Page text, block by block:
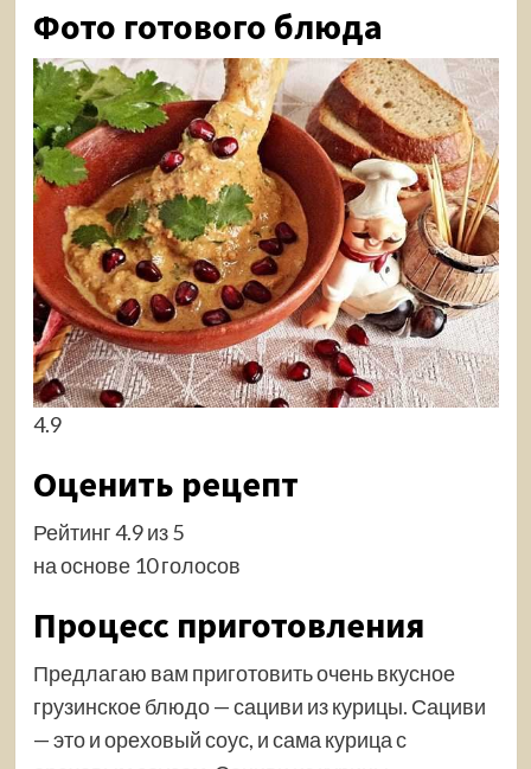
Фото готового блюда
4.9
Оценить рецепт
Рейтинг 4.9 из 5
на основе 10 голосов
Процесс приготовления
Предлагаю вам приготовить очень вкусное
грузинское блюдо — сациви из курицы. Сациви
— это и ореховый соус, и сама курица с